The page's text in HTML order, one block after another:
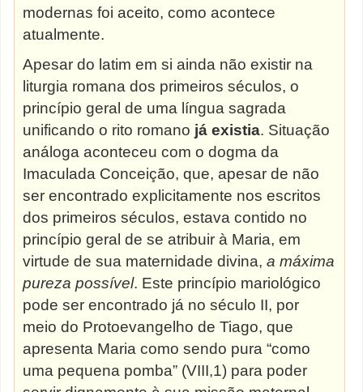
modernas foi aceito, como acontece
atualmente.
Apesar do latim em si ainda não existir na
liturgia romana dos primeiros séculos, o
princípio geral de uma língua sagrada
unificando o rito romano já existia. Situação
análoga aconteceu com o dogma da
Imaculada Conceição, que, apesar de não
ser encontrado explicitamente nos escritos
dos primeiros séculos, estava contido no
princípio geral de se atribuir à Maria, em
virtude de sua maternidade divina,a máxima
pureza possível. Este princípio mariológico
pode ser encontrado já no século II, por
meio do Protoevangelho de Tiago, que
apresenta Maria como sendo pura “como
uma pequena pomba” (VIII,1) para poder